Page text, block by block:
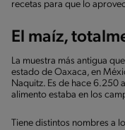
recetas para que lo
El maíz,
La muestra más antigua
estado de Oaxaca, en
Naquitz. Es de hace 6.250
alimento estaba en los
Tiene distintos nombres a